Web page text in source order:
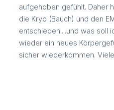
aufgehoben gefühlt. Daher
die Kryo (Bauch) und den
entschieden....und was soll
wieder ein neues
sicher wiederkommen.